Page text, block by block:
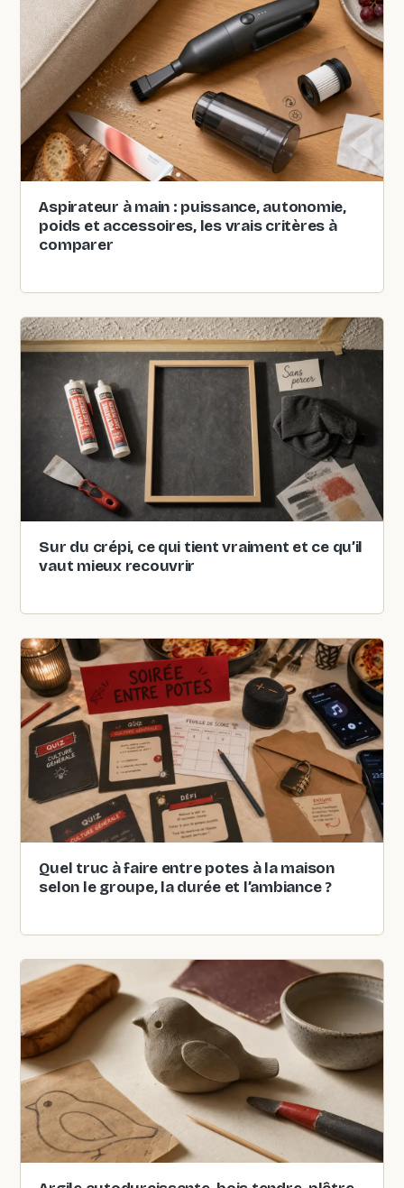
Aspirateur à main : puissance, autonomie,
poids et accessoires, les vrais critères à
comparer
Sur du crépi, ce qui tient vraiment et ce qu’il
vaut mieux recouvrir
Quel truc à faire entre potes à la maison
selon le groupe, la durée et l’ambiance ?